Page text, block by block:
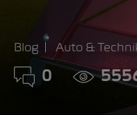
Blog Auto &
0